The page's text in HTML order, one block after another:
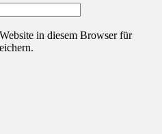
in diesem Browser für